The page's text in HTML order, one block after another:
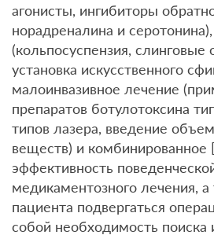
агонисты, ингибиторы
норадреналина и
(кольпосуспензия, слинговые
установка искусственного
малоинвазивное лечение
препаратов ботулотоксина
типов лазера, введение
веществ) и комбинированное
эффективность
медикаментозного лечения,
пациента подвергаться
собой необходимость поиска